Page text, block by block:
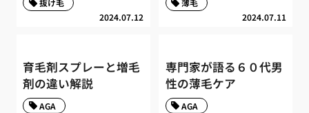
2024.07.12
抜け毛
2024.07.11
薄毛
育毛剤スプレーと増毛
剤の違い解説
AGA
専門家が語る６０代男
性の薄毛ケア
AGA